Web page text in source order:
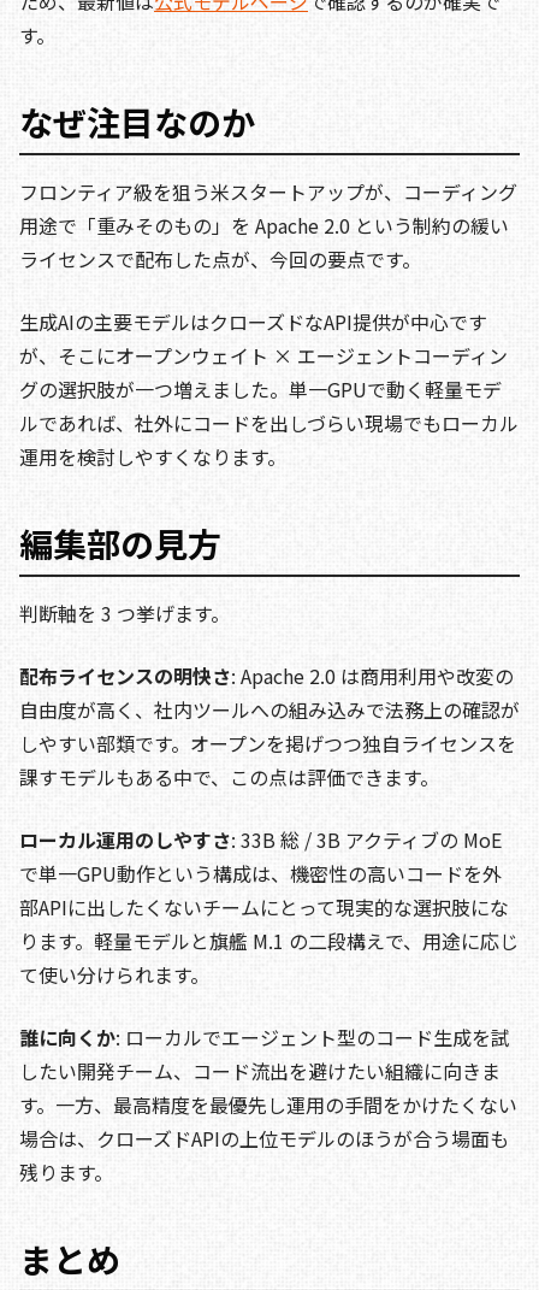
す。
なぜ注目なのか
フロンティア級を狙う米スタートアップが、コーディング
用途で「重みそのもの」を Apache 2.0 という制約の緩い
ライセンスで配布した点が、今回の要点です。
生成AIの主要モデルはクローズドなAPI提供が中心です
が、そこにオープンウェイト × エージェントコーディン
グの選択肢が一つ増えました。単一GPUで動く軽量モデ
ルであれば、社外にコードを出しづらい現場でもローカル
運用を検討しやすくなります。
編集部の見方
判断軸を 3 つ挙げます。
配布ライセンスの明快さ: Apache 2.0 は商用利用や改変の
自由度が高く、社内ツールへの組み込みで法務上の確認が
しやすい部類です。オープンを掲げつつ独自ライセンスを
課すモデルもある中で、この点は評価できます。
ローカル運用のしやすさ: 33B 総 / 3B アクティブの MoE
で単一GPU動作という構成は、機密性の高いコードを外
部APIに出したくないチームにとって現実的な選択肢にな
ります。軽量モデルと旗艦 M.1 の二段構えで、用途に応じ
て使い分けられます。
誰に向くか: ローカルでエージェント型のコード生成を試
したい開発チーム、コード流出を避けたい組織に向きま
す。一方、最高精度を最優先し運用の手間をかけたくない
場合は、クローズドAPIの上位モデルのほうが合う場面も
残ります。
まとめ